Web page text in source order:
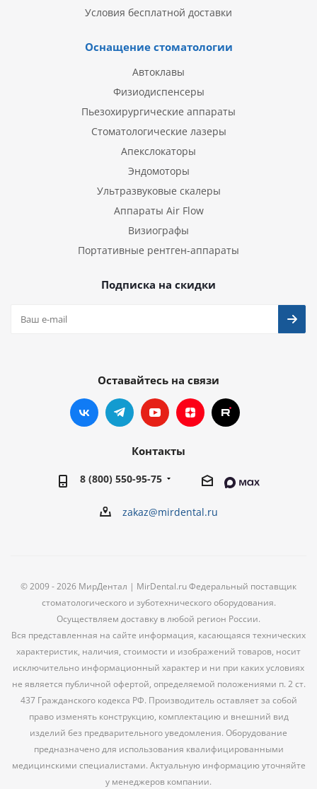
Условия бесплатной доставки
Оснащение стоматологии
Автоклавы
Физиодиспенсеры
Пьезохирургические аппараты
Стоматологические лазеры
Апекслокаторы
Эндомоторы
Ультразвуковые скалеры
Аппараты Air Flow
Визиографы
Портативные рентген-аппараты
Подписка на скидки
Оставайтесь на связи
Контакты
8 (800) 550-95-75
zakaz@mirdental.ru
© 2009 - 2026 МирДентал | MirDental.ru Федеральный поставщик
стоматологического и зуботехнического оборудования.
Осуществляем доставку в любой регион России.
Вся представленная на сайте информация, касающаяся технических
характеристик, наличия, стоимости и изображений товаров, носит
исключительно информационный характер и ни при каких условиях
не является публичной офертой, определяемой положениями п. 2 ст.
437 Гражданского кодекса РФ. Производитель оставляет за собой
право изменять конструкцию, комплектацию и внешний вид
изделий без предварительного уведомления. Оборудование
предназначено для использования квалифицированными
медицинскими специалистами. Актуальную информацию уточняйте
у менеджеров компании.